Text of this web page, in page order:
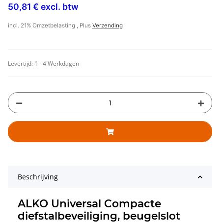
50,81 € excl. btw
incl. 21% Omzetbelasting , Plus Verzending
Levertijd: 1 - 4 Werkdagen
Beschrijving
ALKO Universal Compacte
diefstalbeveiliging, beugelslot